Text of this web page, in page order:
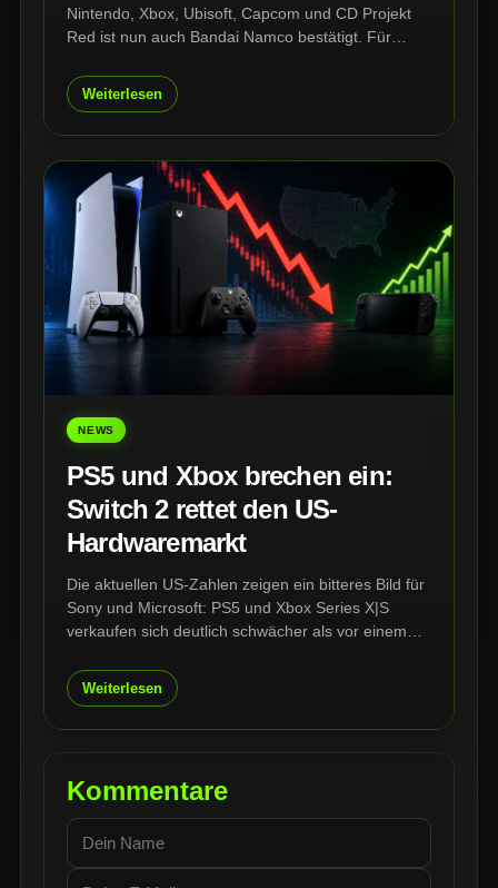
Nintendo, Xbox, Ubisoft, Capcom und CD Projekt
Red ist nun auch Bandai Namco bestätigt. Für
wenn viele große Namen weiterhin offen sind und
ausgerechnet Sony wieder ein Fragezeichen bleibt.
Weiterlesen
NEWS
PS5 und Xbox brechen ein:
Switch 2 rettet den US-
Hardwaremarkt
Die aktuellen US-Zahlen zeigen ein bitteres Bild für
Sony und Microsoft: PS5 und Xbox Series X|S
verkaufen sich deutlich schwächer als vor einem
massiv – und ausgerechnet kurz vor GTA VI könnte
der Konsolenkauf für viele Spieler teurer und
Weiterlesen
Kommentare